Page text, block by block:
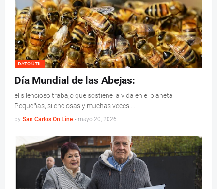
DATO ÚTIL
Día Mundial de las Abejas:
el silencioso trabajo que sostiene la vida en el planeta
Pequeñas, silenciosas y muchas veces …
by San Carlos On Line - mayo 20, 2026